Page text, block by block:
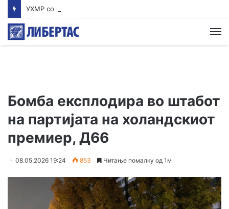
Бомба експлодира во штабот
на партијата на холандскиот
премиер, Д66
08.05.2026 19:24 853 Читање помалку од 1м